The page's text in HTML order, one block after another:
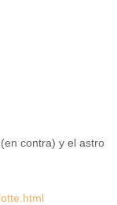
contra) y el astro